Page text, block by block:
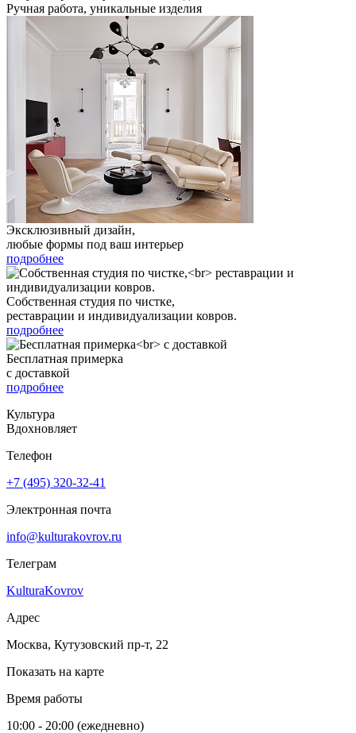
Ручная работа, уникальные изделия
Эксклюзивный дизайн,
любые формы под ваш интерьер
подробнее
Собственная студия по чистке,
реставрации и индивидуализации ковров.
подробнее
Бесплатная примерка
с доставкой
подробнее
Культура
Вдохновляет
Телефон
+7 (495) 320-32-41
Электронная почта
info@kulturakovrov.ru
Телеграм
KulturaKovrov
Адрес
Москва, Кутузовский пр-т, 22
Показать на карте
Время работы
10:00 - 20:00 (ежедневно)